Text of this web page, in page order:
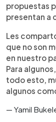
propuestas
presentan a
Les
que no son
en nuestro
Para
todo esto,
algunos
— Yamil